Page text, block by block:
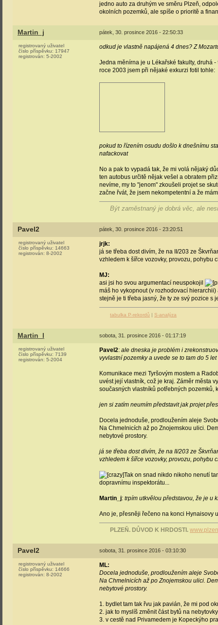
jedno auto za druhým ve směru Plzeň,
okolních pozemků, ale spíše o prioritě a
Martin_j pátek, 30. prosince 2016 - 22:50:33
registrovaný uživatel
číslo příspěvku: 17947
registrován: 5-2002
odkud je vlastně napájená 4 dnes? Z
Jedna měnírna je u Lékařské fakulty, druhá
roce 2003 jsem při nějaké exkurzi fotil tohle:
pokud to řízením osudu došlo k dnešnímu
nafackovat
No a pak to vypadá tak, že mi volá nějaký
ten autobus určitě nějak vešel a obratem
nevíme, my to "jenom" zkoušeli projet se
začne řvát, že jsem nekompetentní a že
Být zaměstnaný je dobrá věc, ale
Pavel2 pátek, 30. prosince 2016 - 23:20:51
registrovaný uživatel
číslo příspěvku: 14663
registrován: 8-2002
jrjk:
já se třeba dost divím, že na II/203 ze
vzhledem k šířce vozovky, provozu, pohybu
MJ:
asi jsi ho svou argumentací neuspokojil
máš ho vykopnout (v rozhodovací
stejně je ti třeba jasný, že ty ze svý pozice
tabulka P-rekordů | S-analýza
Martin_l sobota, 31. prosince 2016 - 01:17:19
registrovaný uživatel
číslo příspěvku: 7139
registrován: 5-2004
Pavel2: ale dneska je problém i
vyvlastní pozemky a uvede se to tam do 5
Komunikace mezi Tyršovým mostem a
uvést její vlastník, což je kraj. Záměr města
současných vlastníků potřebných pozemků,
jen si zatím neumím představit jak projet
Docela jednoduše, prodloužením aleje
Na Chmelnicích až po Znojemskou ulici.
nebytové prostory.
já se třeba dost divím, že na II/203 ze
vzhledem k šířce vozovky, provozu, pohybu
Tak on snad nikdo nikoho nenutí
dopravnímu inspektorátu...
Martin_j: trpím utkvělou představou, že je u
Ano je, přesněji řečeno na konci Hynaisovy
PLZEŇ. DŮVOD K HRDOSTI.
Pavel2 sobota, 31. prosince 2016 - 03:10:30
registrovaný uživatel
číslo příspěvku: 14666
registrován: 8-2002
ML:
Docela jednoduše, prodloužením aleje
Na Chmelnicích až po Znojemskou ulici.
nebytové prostory.
1. bydlet tam tak řvu jak pavián, že mi pod
2. jak to myslíš změnit část bytů na
3. v cestě nad Privamedem je Kopeckýho